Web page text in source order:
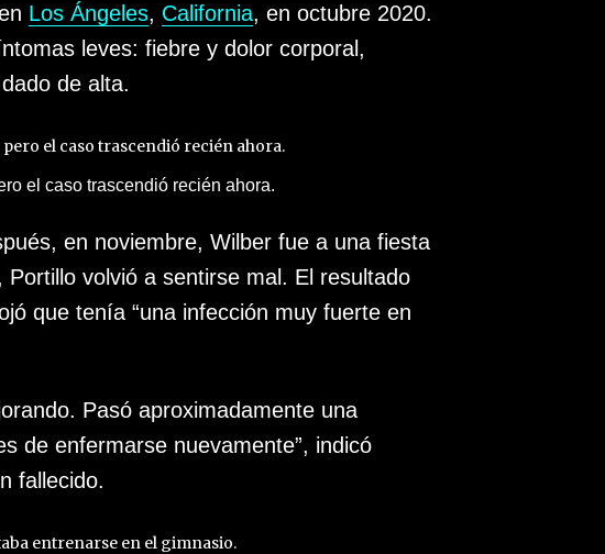
Los Ángeles, California, en octubre 2020.
leves: fiebre y dolor corporal,
de alta.
el caso trascendió recién ahora.
en noviembre, Wilber fue a una fiesta
volvió a sentirse mal. El resultado
que tenía“una infección muy fuerte en
Pasó aproximadamente una
de enfermarse nuevamente”, indicó
fallecido.